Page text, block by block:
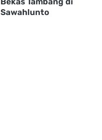
Sawahlunto